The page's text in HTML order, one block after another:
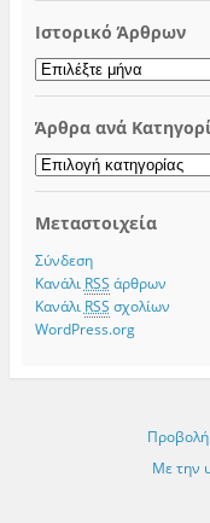
Ιστορικό Άρθρων
Ιστορικό
Άρθρων
Άρθρα ανά
Άρθρα
ανά
Μεταστοιχεία
Σύνδεση
Κανάλι RSS άρθρων
Κανάλι RSS σχολίων
WordPress.org
Προβολή
Με την